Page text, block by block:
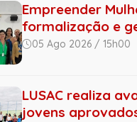
Empreender
formalização e
05 Ago 2026 / 15h00
LUSAC realiza
jovens